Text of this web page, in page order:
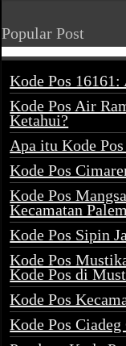
Popular Post
Kode Pos
Kode Pos Air
Ketahui?
Apa itu Kode
Kode Pos
Kode Pos
Kecamatan
Kode Pos Sipin
Kode Pos
Kode Pos di
Kode Pos
Kode Pos